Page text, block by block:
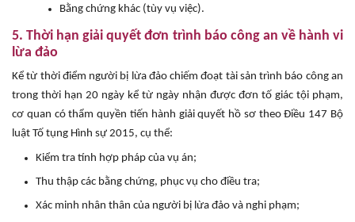
Bằng chứng khác (tùy vụ việc).
5. Thời hạn giải quyết đơn trình báo công an về hành vi
lừa đảo
Kể từ thời điểm người bị lừa đảo chiếm đoạt tài sản trình báo công an
trong thời hạn 20 ngày kể từ ngày nhận được đơn tố giác tội phạm,
cơ quan có thẩm quyền tiến hành giải quyết hồ sơ theo Điều 147 Bộ
luật Tố tụng Hình sự 2015, cụ thể:
Kiểm tra tính hợp pháp của vụ án;
Thu thập các bằng chứng, phục vụ cho điều tra;
Xác minh nhân thân của người bị lừa đảo và nghi phạm;